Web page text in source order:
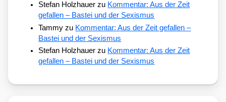
Stefan Holzhauer zu Kommentar: Aus der Zeit
gefallen – Bastei und der Sexismus
Tammy zu Kommentar: Aus der Zeit gefallen –
Bastei und der Sexismus
Stefan Holzhauer zu Kommentar: Aus der Zeit
gefallen – Bastei und der Sexismus